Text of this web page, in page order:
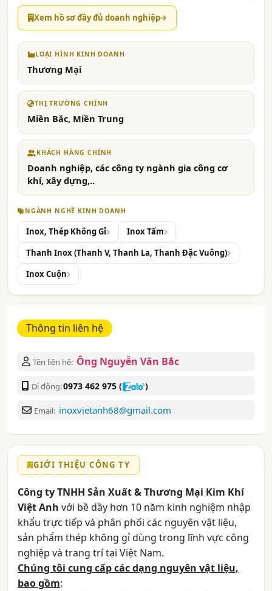
Xem hồ sơ đầy đủ doanh nghiệp
LOẠI HÌNH KINH DOANH
Thương Mại
THỊ TRƯỜNG CHÍNH
Miền Bắc, Miền Trung
KHÁCH HÀNG CHÍNH
Doanh nghiệp, các công ty ngành gia công cơ
khí, xây dựng,..
NGÀNH NGHỀ KINH DOANH
Inox, Thép Không Gỉ
Inox Tấm
Thanh Inox (Thanh V, Thanh La, Thanh Đặc Vuông)
Inox Cuộn
Thông tin liên hệ
Tên liên hệ: Ông Nguyễn Văn Bắc
Di động:0973 462 975 ( )
Email: inoxvietanh68@gmail.com
GIỚI THIỆU CÔNG TY
Công ty TNHH Sản Xuất & Thương Mại Kim Khí
Việt Anh với bề dầy hơn 10 năm kinh nghiệm nhập
khẩu trực tiếp và phân phối các nguyên vật liệu,
sản phẩm thép không gỉ dùng trong lĩnh vực công
nghiệp và trang trí tại Việt Nam.
Chúng tôi cung cấp các dạng nguyên vật liệu,
bao gồm: